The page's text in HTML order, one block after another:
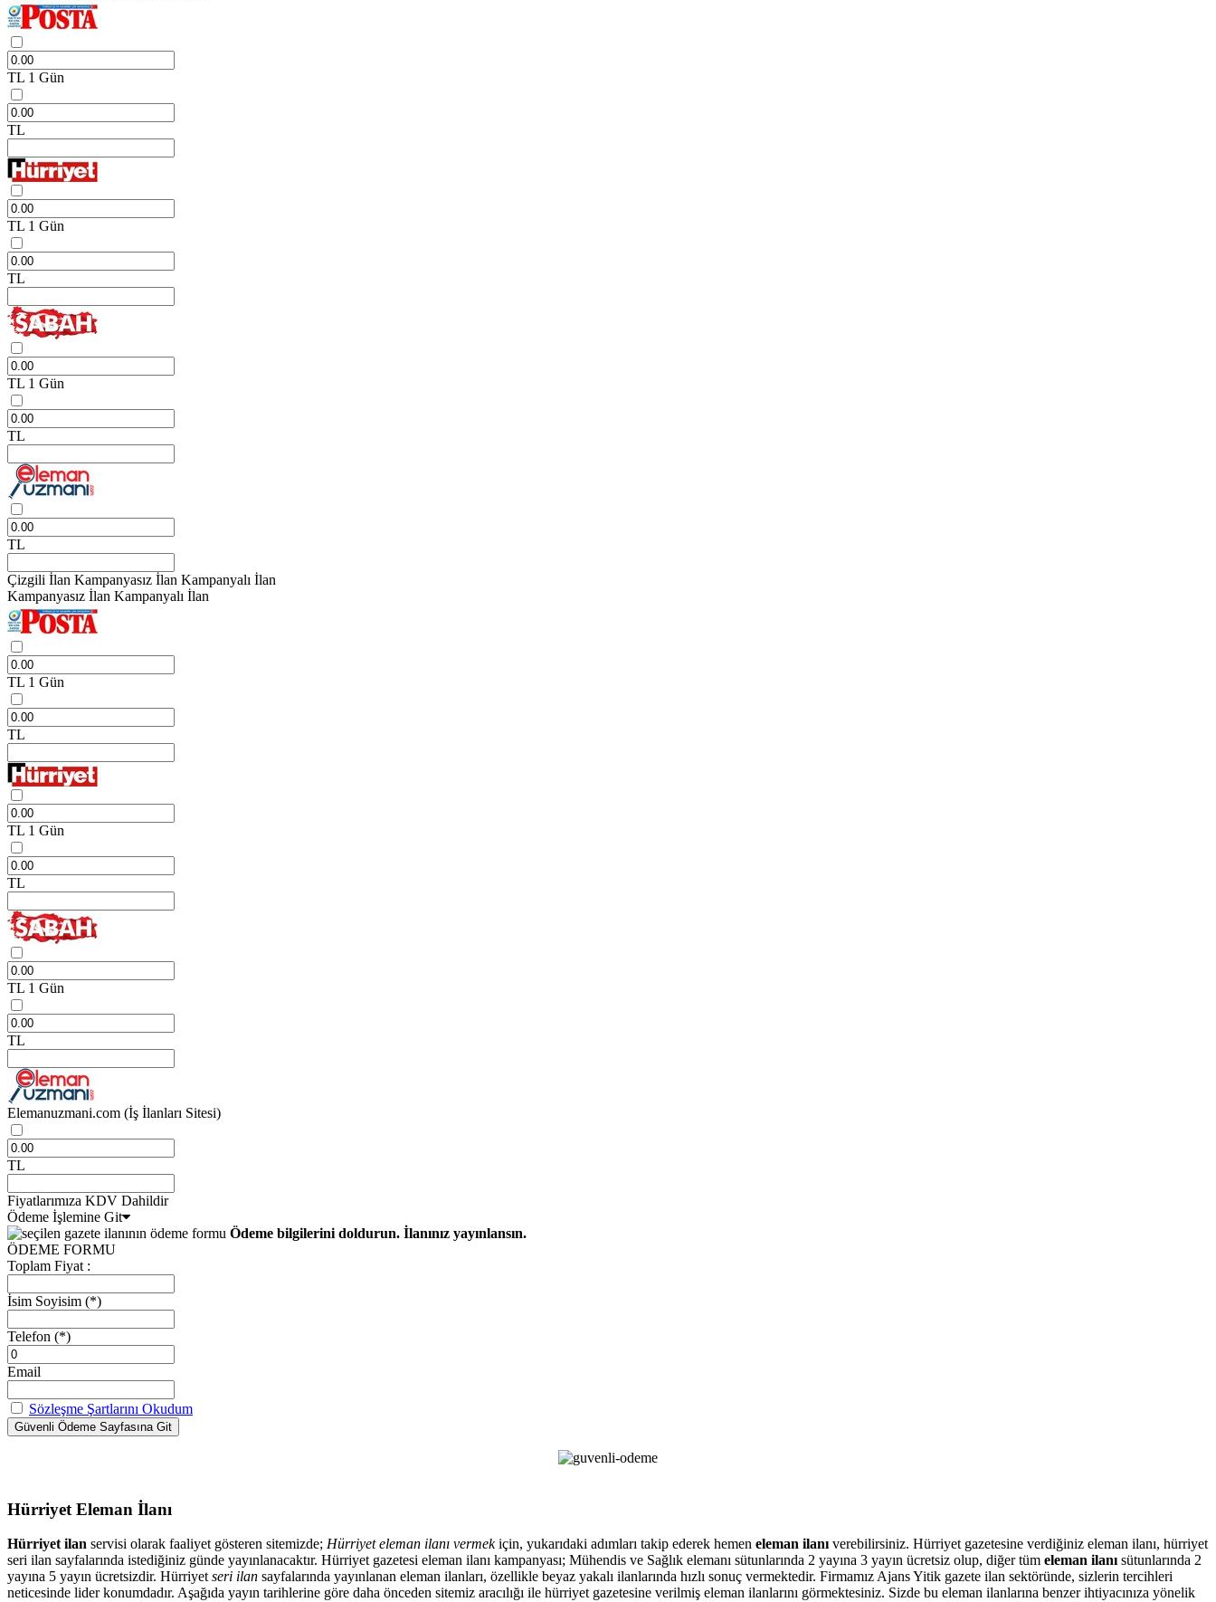
TL 1 Gün
TL
TL 1 Gün
TL
TL 1 Gün
TL
TL
Çizgili İlan Kampanyasız İlan Kampanyalı İlan
Kampanyasız İlan Kampanyalı İlan
TL 1 Gün
TL
TL 1 Gün
TL
TL 1 Gün
TL
Elemanuzmani.com (İş İlanları Sitesi)
TL
Fiyatlarımıza KDV Dahildir
Ödeme İşlemine Git
Ödeme bilgilerini doldurun. İlanınız yayınlansın.
ÖDEME FORMU
Toplam Fiyat :
İsim Soyisim (*)
Telefon (*)
Email
Sözleşme Şartlarını Okudum
Hürriyet Eleman İlanı
Hürriyet ilan servisi olarak faaliyet gösteren sitemizde; Hürriyet eleman ilanı vermekiçin, yukarıdaki adımları takip ederek hemen eleman ilanı verebilirsiniz. Hürriyet gazetesine verdiğiniz eleman ilanı, hürriyet
seri ilan sayfalarında istediğiniz günde yayınlanacaktır. Hürriyet gazetesi eleman ilanı kampanyası; Mühendis ve Sağlık elemanı sütunlarında 2 yayına 3 yayın ücretsiz olup, diğer tüm eleman ilanı sütunlarında 2
yayına 5 yayın ücretsizdir. Hürriyet seri ilan sayfalarında yayınlanan eleman ilanları, özellikle beyaz yakalı ilanlarında hızlı sonuç vermektedir. Firmamız Ajans Yitik gazete ilan sektöründe, sizlerin tercihleri
neticesinde lider konumdadır. Aşağıda yayın tarihlerine göre daha önceden sitemiz aracılığı ile hürriyet gazetesine verilmiş eleman ilanlarını görmektesiniz. Sizde bu eleman ilanlarına benzer ihtiyacınıza yönelik